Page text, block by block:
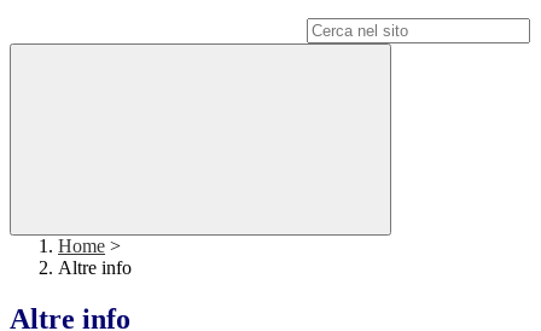
Home >
Altre info
Altre info